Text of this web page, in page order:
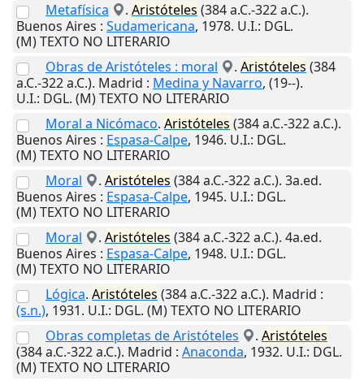
Metafísica
. Aristóteles (384 a.C.-322 a.C.).
Buenos Aires : Sudamericana, 1978. U.I.: DGL.
(M) TEXTO NO LITERARIO
Obras de Aristóteles : moral
. Aristóteles (384
a.C.-322 a.C.). Madrid : Medina y Navarro, (19--).
U.I.: DGL. (M) TEXTO NO LITERARIO
Moral a Nicómaco. Aristóteles (384 a.C.-322 a.C.).
Buenos Aires : Espasa-Calpe, 1946. U.I.: DGL.
(M) TEXTO NO LITERARIO
Moral
. Aristóteles (384 a.C.-322 a.C.). 3a.ed.
Buenos Aires : Espasa-Calpe, 1945. U.I.: DGL.
(M) TEXTO NO LITERARIO
Moral
. Aristóteles (384 a.C.-322 a.C.). 4a.ed.
Buenos Aires : Espasa-Calpe, 1948. U.I.: DGL.
(M) TEXTO NO LITERARIO
Lógica. Aristóteles (384 a.C.-322 a.C.). Madrid :
(s.n.), 1931. U.I.: DGL. (M) TEXTO NO LITERARIO
Obras completas de Aristóteles
. Aristóteles
(384 a.C.-322 a.C.). Madrid : Anaconda, 1932. U.I.: DGL.
(M) TEXTO NO LITERARIO